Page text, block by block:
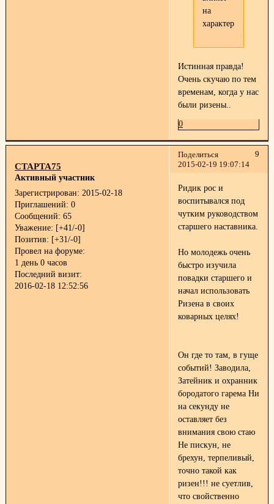
на
характер.
Истинная правда!
Очень скучаю по тем
временам, когда у нас
были ризены..
0
Поделиться
9
2015-02-19 19:07:14
СТАРТА75
Активный участник
Зарегистрирован: 2015-02-18
Приглашений: 0
Сообщений: 65
Уважение: [+41/-0]
Позитив: [+31/-0]
Провел на форуме:
1 день 0 часов
Последний визит:
2016-02-18 12:52:56
Ридик рос и
воспитывался под
чутким руководством
старшего наставника.
Но молодежь очень
быстро изучила
повадки старшего и
начал использовать
Ризена в своих
коварных целях!
Он где то там, в гуще
событий! Заводила,
Затейник и охранник
бородатого гарема Ни
на секунду не
оставляет без
внимания свою стаю
Не пискун, не
брехун, терпеливый,
точно такой как
ризен!!! не суетлив,
что свойственно